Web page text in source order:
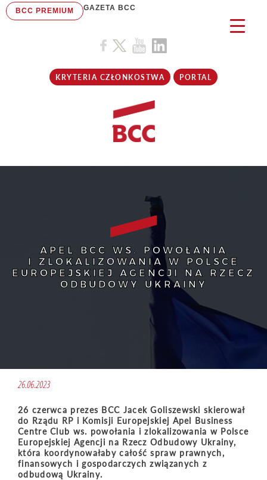
BCC PREMIUM GAZETA BCC
KRYTERIA CZŁONKOSTWA PORTAL
APEL BCC WS. POWOŁANIA
I ZLOKALIZOWANIA W POLSCE
EUROPEJSKIEJ AGENCJI NA RZECZ
ODBUDOWY UKRAINY
26.06.2023
26 czerwca prezes BCC Jacek Goliszewski skierował
do Rządu RP i Komisji Europejskiej Apel Business
Centre Club ws. powołania i zlokalizowania w Polsce
Europejskiej Agencji na Rzecz Odbudowy Ukrainy,
która koordynowałaby całość spraw prawnych,
finansowych i gospodarczych związanych z
odbudową Ukrainy.